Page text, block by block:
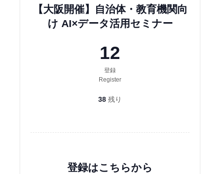
【大阪開催】自治体・教育機関向
け AI×データ活用セミナー
12
登録
Register
38 残り
登録はこちらから